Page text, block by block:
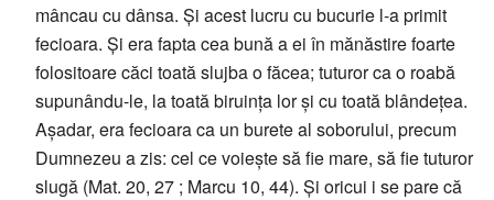
mâncau cu dânsa. Și acest lucru cu bucurie l-a primit
fecioara. Și era fapta cea bună a ei în mănăstire foarte
folositoare căci toată slujba o făcea; tuturor ca o roabă
supunându-le, la toată biruința lor și cu toată blândețea.
Așadar, era fecioara ca un burete al soborului, precum
Dumnezeu a zis: cel ce voiește să fie mare, să fie tuturor
slugă (Mat. 20, 27 ; Marcu 10, 44). Și oricui i se pare că